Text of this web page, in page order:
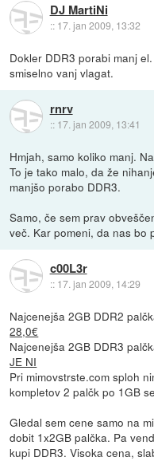
DJ MartiNi
:: 17. jan 2009, 13:32
Dokler DDR3 porabi manj
smiselno vanj vlagat.
rnrv
:: 17. jan 2009, 13:41
Hmjah, samo koliko manj.
To je tako malo, da že
manjšo porabo DDR3.
Samo, če sem prav
več. Kar pomeni, da nas bo
c00L3r
:: 17. jan 2009, 14:29
Najcenejša 2GB DDR2
28,0€
Najcenejša 2GB DDR3
JE NI
Pri mimovstrste.com sploh
kompletov 2 palčk po 1GB
Gledal sem cene samo na
dobit 1x2GB palčka. Pa
kupi DDR3. Visoka cena,